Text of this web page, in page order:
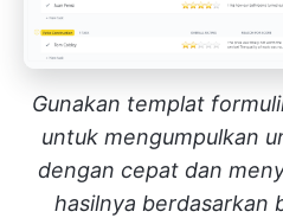
Gunakan templat
untuk mengumpulkan
dengan cepat dan
hasilnya berdasarkan